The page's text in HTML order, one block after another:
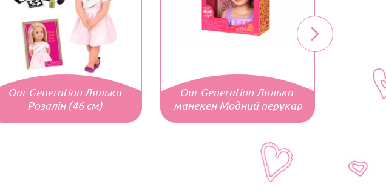
Our Generation Лялька
Розалін (46 см)
Our Generation Лялька-
манекен Модний перукар